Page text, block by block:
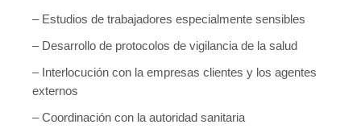
– Estudios de trabajadores especialmente sensibles
– Desarrollo de protocolos de vigilancia de la salud
– Interlocución con la empresas clientes y los agentes
externos
– Coordinación con la autoridad sanitaria